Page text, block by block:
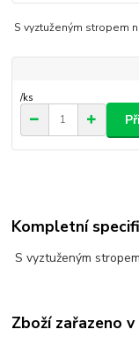
S vyztuženým stropem
/ks
Kompletní
S vyztuženým
Zboží zařazeno